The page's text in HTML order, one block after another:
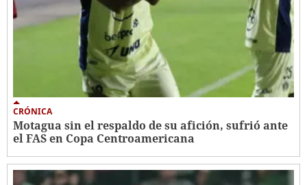
CRÓNICA
Motagua sin el respaldo de su afición, sufrió ante
el FAS en Copa Centroamericana